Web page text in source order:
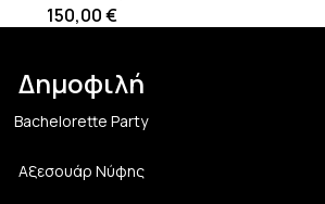
150,00€
Δημοφιλή
Bachelorette Party
Αξεσουάρ Νύφης